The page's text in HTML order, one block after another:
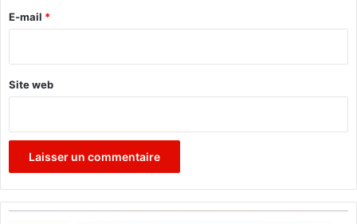
e
E-mail *
Site web